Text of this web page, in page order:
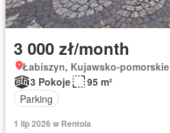
3 000 zł/month
Łabiszyn, Kujawsko-pomorskie
3 Pokoje
95 m²
Parking
1 lip 2026 w Rentola